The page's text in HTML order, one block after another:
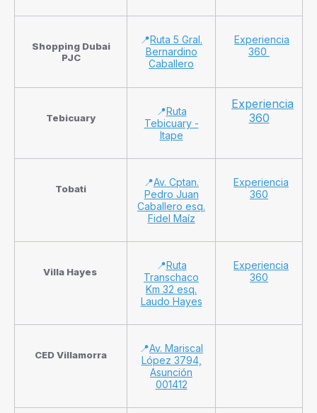
Shopping Dubai
PJC
📍Ruta 5 Gral.
Bernardino
Caballero
Experiencia
360
Tebicuary
📍Ruta
Tebicuary -
Itape
Experiencia
360
Tobati
📍Av. Cptan.
Pedro Juan
Caballero esq.
Fidel Maíz
Experiencia
360
Villa Hayes
📍Ruta
Transchaco
Km 32 esq.
Laudo Hayes
Experiencia
360
CED Villamorra
📍Av. Mariscal
López 3794,
Asunción
001412